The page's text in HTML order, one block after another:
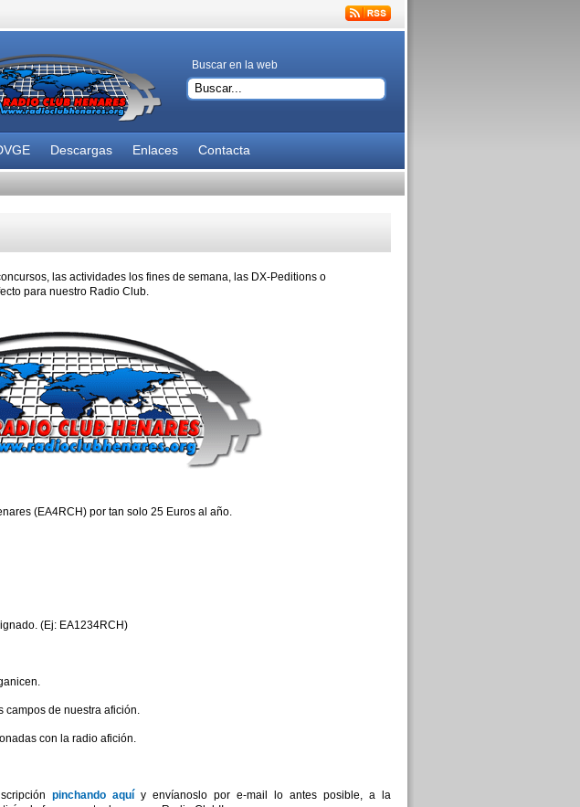
Buscar en la web
Descargas Enlaces Contacta
las actividades los fines de semana, las DX-Peditions o
para nuestro Radio Club.
(EA4RCH) por tan solo 25 Euros al año.
(Ej: EA1234RCH)
campos de nuestra afición.
con la radio afición.
pinchando aquíy envíanoslo por e-mail lo antes posible, a la